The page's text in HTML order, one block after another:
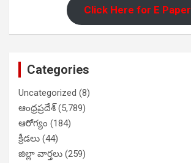
Click Here for E Paper
Categories
Uncategorized (8)
ఆంధ్రప్రదేశ్(5,789)
ఆరోగ్యం (184)
క్రీడలు (44)
జిల్లా వార్తలు (259)